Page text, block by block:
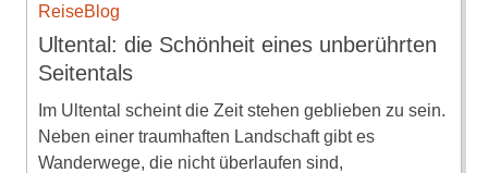
ReiseBlog
Ultental: die Schönheit eines unberührten
Seitentals
Im Ultental scheint die Zeit stehen geblieben zu sein.
Neben einer traumhaften Landschaft gibt es
Wanderwege, die nicht überlaufen sind,